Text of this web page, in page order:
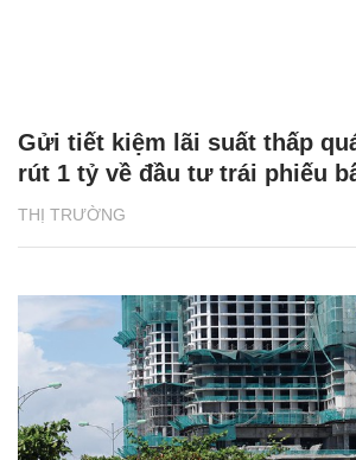
THỊ TRƯỜNG
Gửi tiết kiệm lãi suất thấp
rút 1 tỷ về đầu tư trái phiếu